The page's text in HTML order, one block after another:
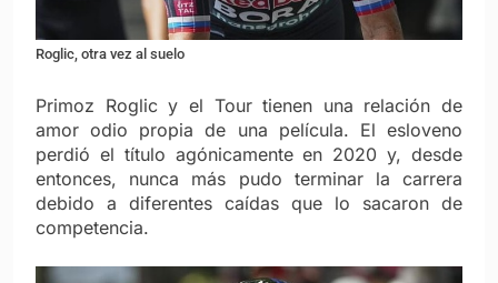
Roglic, otra vez al suelo
Primoz Roglic y el Tour tienen una relación de
amor odio propia de una película. El esloveno
perdió el título agónicamente en 2020 y, desde
entonces, nunca más pudo terminar la carrera
debido a diferentes caídas que lo sacaron de
competencia.